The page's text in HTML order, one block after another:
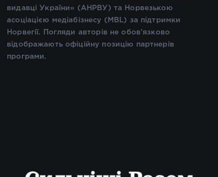
видавці України» (АНРВУ) та Норвезькою
асоціацією медіабізнесу (MBL) за підтримки
Норвегії. Погляди авторів не обов’язково
відображають офіційну позицію партнерів
програми.